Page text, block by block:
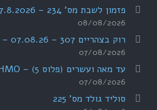
פזמון לשבת מס' 234 – 7.8.2026 – נתן כהן בן 75
08/08/2026
רוק בצהריים 307 – 07.08.26 – Uriel's Choices
07/08/2026
עד מאה ועשרים (פלוס 5) – SATCHMO
07/08/2026
סוליד גולד מס' 225